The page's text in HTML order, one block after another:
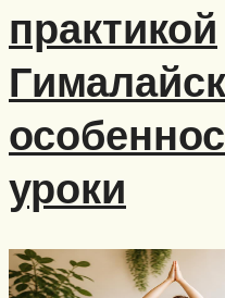
практикой
уроки